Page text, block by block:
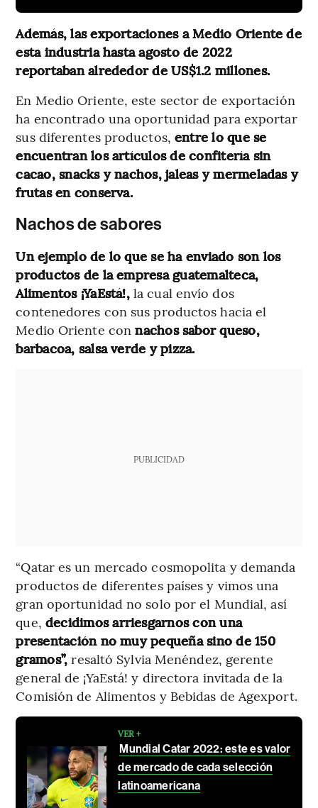
Además, las exportaciones a Medio Oriente de
esta industria hasta agosto de 2022
reportaban alrededor de US$1.2 millones.
En Medio Oriente, este sector de exportación
ha encontrado una oportunidad para exportar
sus diferentes productos, entre lo que se
encuentran los artículos de confitería sin
cacao, snacks y nachos, jaleas y mermeladas y
frutas en conserva.
Nachos de sabores
Un ejemplo de lo que se ha enviado son los
productos de la empresa guatemalteca,
Alimentos ¡YaEstá!,la cual envío dos
contenedores con sus productos hacia el
Medio Oriente con nachos sabor queso,
barbacoa, salsa verde y pizza.
PUBLICIDAD
“Qatar es un mercado cosmopolita y demanda
productos de diferentes países y vimos una
gran oportunidad no solo por el Mundial, así
que, decidimos arriesgarnos con una
presentación no muy pequeña sino de 150
gramos”, resaltó Sylvia Menéndez, gerente
general de ¡YaEstá! y directora invitada de la
Comisión de Alimentos y Bebidas de Agexport.
VER +
Mundial Catar 2022: este es valor
de mercado de cada selección
latinoamericana